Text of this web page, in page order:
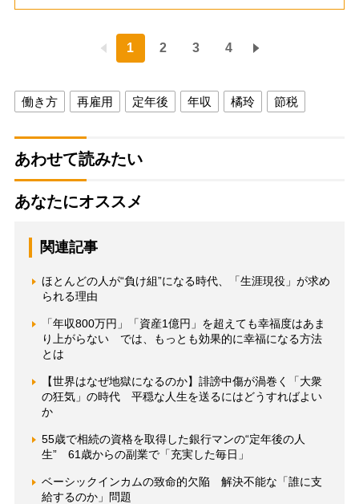
1 2 3 4
働き方 再雇用 定年後 年収 橘玲 節税
あわせて読みたい
あなたにオススメ
関連記事
ほとんどの人が“負け組”になる時代、「生涯現役」が求め
られる理由
「年収800万円」「資産1億円」を超えても幸福度はあま
り上がらない では、もっとも効果的に幸福になる方法
とは
【世界はなぜ地獄になるのか】誹謗中傷が渦巻く「大衆
の狂気」の時代 平穏な人生を送るにはどうすればよい
か
55歳で相続の資格を取得した銀行マンの“定年後の人
生” 61歳からの副業で「充実した毎日」
ベーシックインカムの致命的欠陥 解決不能な「誰に支
給するのか」問題